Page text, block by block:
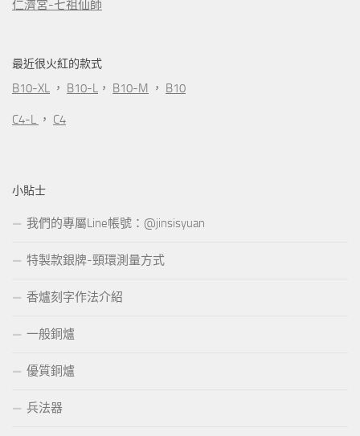
仁濟宮-七祖仙師
最近很火紅的款式
B10-XL ， B10-L ， B10-M ， B10
C4-L ， C4
小貼士
我們的專屬Line帳號：@jinsisyuan
特製款銀牌-頸環測量方式
香爐刻字作法介紹
一般銅爐
優質銅爐
兵法器